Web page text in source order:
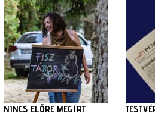
NINCS ELŐRE MEGÍRT